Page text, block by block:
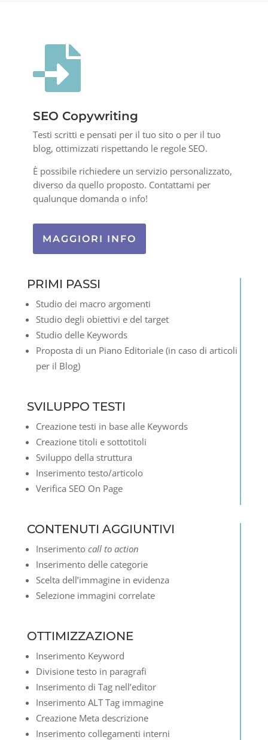

SEO Copywriting
Testi scritti e pensati per il tuo sito o per il tuo
blog, ottimizzati rispettando le regole SEO.
È possibile richiedere un servizio personalizzato,
diverso da quello proposto. Contattami per
qualunque domanda o info!
MAGGIORI INFO
PRIMI PASSI
Studio dei macro argomenti
Studio degli obiettivi e del target
Studio delle Keywords
Proposta di un Piano Editoriale (in caso di articoli
per il Blog)
SVILUPPO TESTI
Creazione testi in base alle Keywords
Creazione titoli e sottotitoli
Sviluppo della struttura
Inserimento testo/articolo
Verifica SEO On Page
CONTENUTI AGGIUNTIVI
Inserimento call to action
Inserimento delle categorie
Scelta dell’immagine in evidenza
Selezione immagini correlate
OTTIMIZZAZIONE
Inserimento Keyword
Divisione testo in paragrafi
Inserimento di Tag nell’editor
Inserimento ALT Tag immagine
Creazione Meta descrizione
Inserimento collegamenti interni